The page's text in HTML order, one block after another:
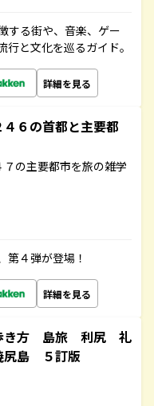
する街や、音楽、ゲー
と文化を巡るガイド。
詳細を見る
６の首都と主要都
７の主要都市を旅の雑学
第４弾が登場！
詳細を見る
き方 島旅 利尻 礼
島 ５訂版